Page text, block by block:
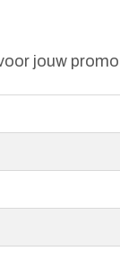
jouw